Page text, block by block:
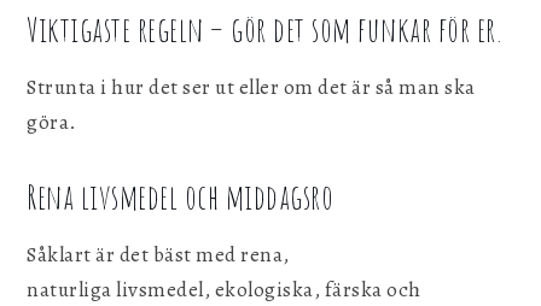
Viktigaste regeln – gör det som funkar för er.
Strunta i hur det ser ut eller om det är så man ska
göra.
Rena livsmedel och middagsro
Såklart är det bäst med rena,
naturliga livsmedel, ekologiska, färska och